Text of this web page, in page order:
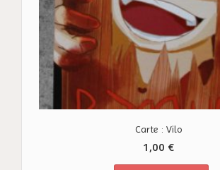
Carte : Vilo
1,00 €